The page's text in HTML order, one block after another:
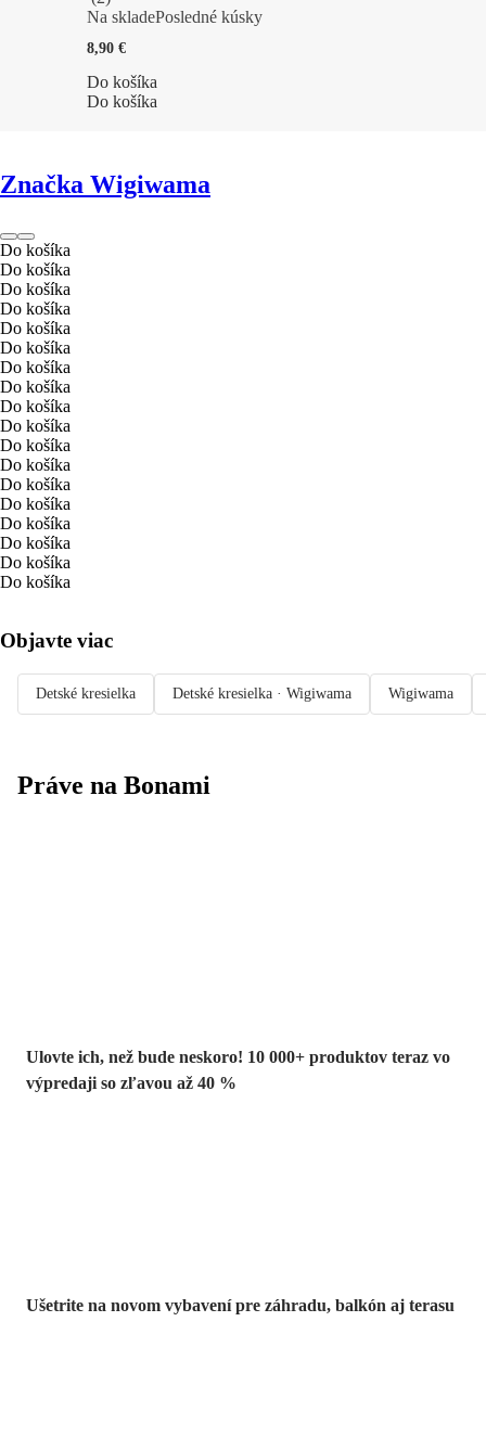
Na skladePosledné kúsky
8,90 €
Do košíka
Do košíka
Značka Wigiwama
Do košíka
Do košíka
Do košíka
Do košíka
Do košíka
Do košíka
Do košíka
Do košíka
Do košíka
Do košíka
Do košíka
Do košíka
Do košíka
Do košíka
Do košíka
Do košíka
Do košíka
Do košíka
Objavte viac
Detské kresielka Detské kresielka · Wigiwama Wigiwama
Práve na Bonami
Ulovte ich, než bude neskoro! 10 000+ produktov teraz vo
výpredaji so zľavou až 40 %
Ušetrite na novom vybavení pre záhradu, balkón aj terasu